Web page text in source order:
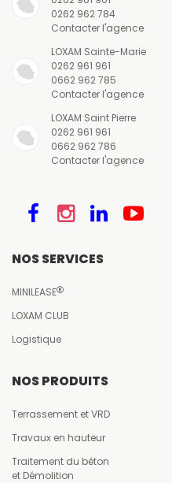
0262 962 784
Contacter l'agence
LOXAM Sainte-Marie
0262 961 961
0662 962 785
Contacter l'agence
LOXAM Saint Pierre
0262 961 961
0662 962 786
Contacter l'agence
NOS SERVICES
MINILEASE
LOXAM CLUB
Logistique
NOS PRODUITS
Terrassement et VRD
Travaux en hauteur
Traitement du béton
et Démolition